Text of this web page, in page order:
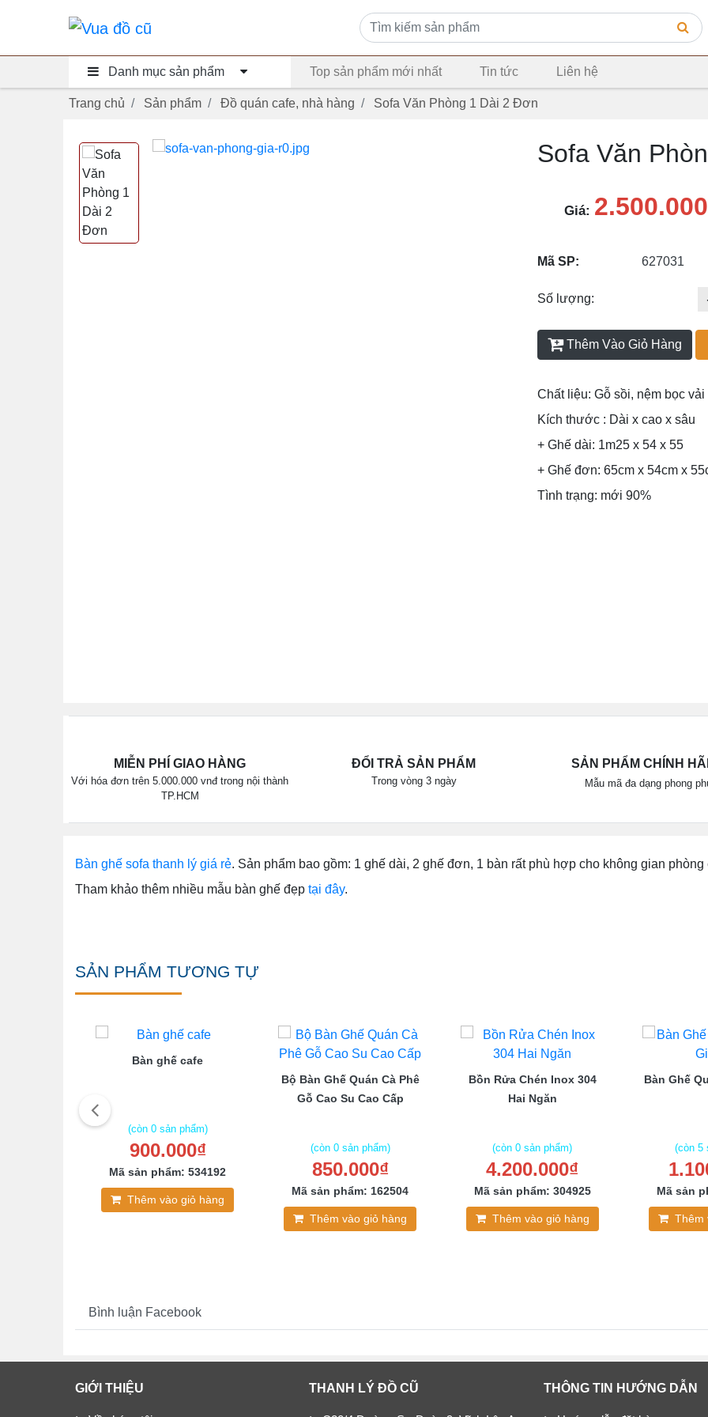
Danh mục sản phẩm Top sản phẩm mới nhất Tin tức Liên hệ
Trang chủ Sản phẩm Đồ quán cafe, nhà hàng Sofa Văn Phòng 1 Dài 2 Đơn
Sofa Văn
Giá:
Mã SP: 627031
Số lượng:
Thêm Vào Giỏ Hàng
Chất liệu: Gỗ sồi, nệm bọc vải
Kích thước : Dài x cao x sâu
+ Ghế dài: 1m25 x 54 x 55
+ Ghế đơn: 65cm x 54cm x
Tình trạng: mới 90%
MIỄN PHÍ GIAO HÀNG
Với hóa đơn trên 5.000.000 vnđ trong nội thành
TP.HCM
ĐỔI TRẢ SẢN PHẨM
Trong vòng 3 ngày
SẢN PHẨM CHÍNH
Mẫu mã đa dạng phong
Bàn ghế sofa thanh lý giá rẻ. Sản phẩm bao gồm: 1 ghế dài, 2 ghế đơn, 1 bàn rất phù hợp cho không gian
Tham khảo thêm nhiều mẫu bàn ghế đẹp tại đây.
SẢN PHẨM TƯƠNG TỰ
Bàn ghế cafe
(còn 0 sản phẩm)
900.000₫
Mã sản phẩm: 534192
Thêm vào giỏ hàng
Bộ Bàn Ghế Quán Cà Phê
Gỗ Cao Su Cao Cấp
(còn 0 sản phẩm)
850.000₫
Mã sản phẩm: 162504
Thêm vào giỏ hàng
Bồn Rửa Chén Inox 304
Hai Ngăn
(còn 0 sản phẩm)
4.200.000₫
Mã sản phẩm: 304925
Thêm vào giỏ hàng
Bàn Ghế
(còn 5
Mã sản
Thêm
Bình luận Facebook
GIỚI THIỆU THANH LÝ ĐỒ CŨ THÔNG TIN HƯỚNG DẪN